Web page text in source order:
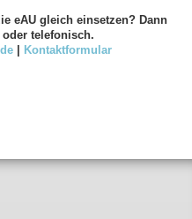
eAU gleich einsetzen? Dann
telefonisch.
| Kontaktformular